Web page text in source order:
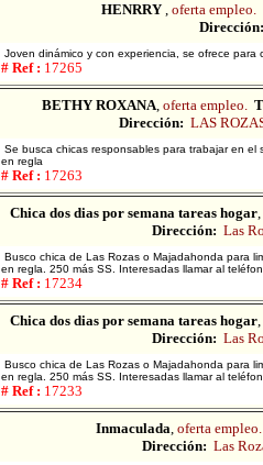
HENRRY , oferta empleo.
Dirección:
Joven dinámico y con experiencia, se ofrece para
# Ref : 17265
BETHY ROXANA, oferta empleo.
Dirección: LAS
Se busca chicas responsables para trabajar en
en regla
# Ref : 17263
Chica dos dias por semana tareas hogar,
Dirección: Las
Busco chica de Las Rozas o Majadahonda para
en regla. 250 más SS. Interesadas llamar al
# Ref : 17234
Chica dos dias por semana tareas hogar,
Dirección: Las
Busco chica de Las Rozas o Majadahonda para
en regla. 250 más SS. Interesadas llamar al
# Ref : 17233
Inmaculada, oferta empleo.
Dirección: Las